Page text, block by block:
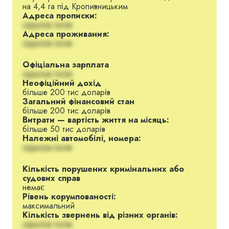
області.
З липня 1993 по 1994 рр. — експерт
програми «Макроекономіка» Центру
ринкових реформ.
У 1994-1995 рр. — старший економіст
області.
У 1995-1997 рр. — завідувач відділу
комунальної власності та підприємництва
Смілянської міської ради Черкаської
області. Працював завідувачем відділу
управління комунальною власністю
Управління економіки та майна міста
виконкому міськради.
На початку 1998 року призначений
начальником управління економіки та майна
Черкаської обласної державної
адміністрації. Обіймав посаду заступника
міського голови з питань діяльності органів
ради, був членом виконкому.
З вересня 1998 по лютий 1999 р. —
заступник начальника управління з питань
економіки Черкаської ОДА.
на 4,4 га під Кропивницьким
Адреса прописки:
скрытое поле
Адреса проживания:
скрытое поле
Офіціальна зарплата
скрытое поле
Неофіційний дохід
більше 200 тис доларів
Загальний фінансовий стан
більше 200 тис доларів
Витрати — вартість життя на місяць:
більше 50 тис доларів
Належні автомобілі, номера:
скрытое поле
Кількість порушених кримінальних або
судових справ
немає
Рівень корумпованості:
максимальний
Кількість звернень від різних органів:
скрытое поле